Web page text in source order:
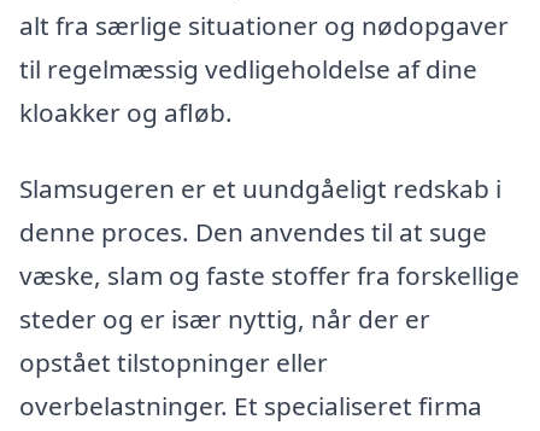
alt fra særlige situationer og nødopgaver
til regelmæssig vedligeholdelse af dine
kloakker og afløb.
Slamsugeren er et uundgåeligt redskab i
denne proces. Den anvendes til at suge
væske, slam og faste stoffer fra forskellige
steder og er især nyttig, når der er
opstået tilstopninger eller
overbelastninger. Et specialiseret firma